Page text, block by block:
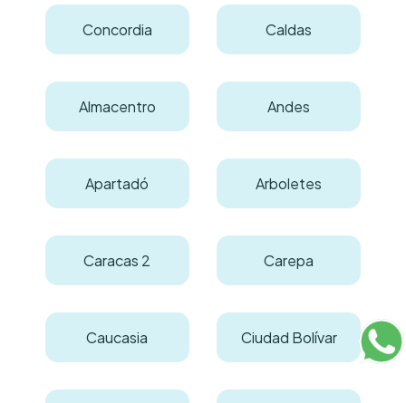
Concordia Caldas
Almacentro Andes
Apartadó Arboletes
Caracas 2 Carepa
Caucasia Ciudad Bolívar